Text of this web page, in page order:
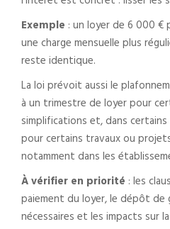
Exemple : un loyer de 6 000
une charge mensuelle plus
reste identique.
La loi prévoit aussi le
à un trimestre de loyer pour
simplifications et, dans
pour certains travaux ou
notamment dans les
À vérifier en priorité : les
paiement du loyer, le dépôt de
nécessaires et les impacts sur